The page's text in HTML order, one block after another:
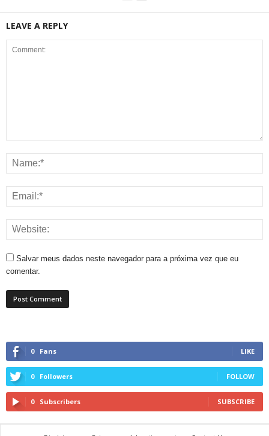
LEAVE A REPLY
Salvar meus dados neste navegador para a próxima vez que eu
comentar.
0 Fans LIKE
0 Followers FOLLOW
0 Subscribers SUBSCRIBE